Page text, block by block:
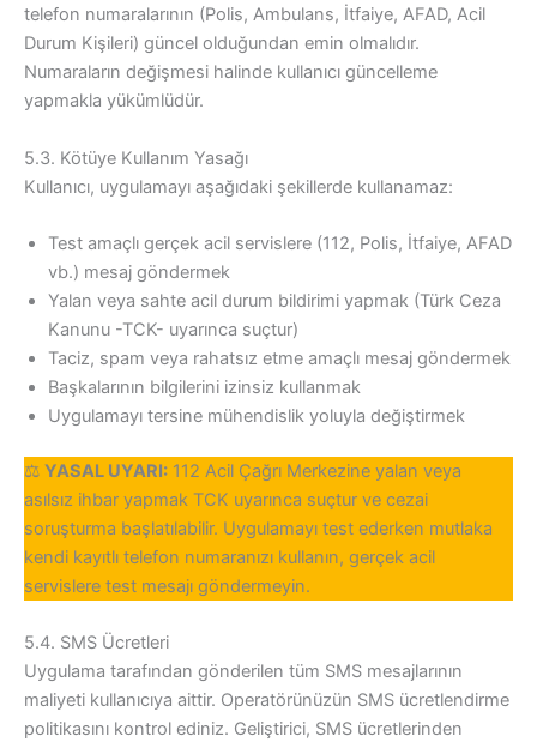
telefon numaralarının (Polis, Ambulans, İtfaiye, AFAD, Acil
Durum Kişileri) güncel olduğundan emin olmalıdır.
Numaraların değişmesi halinde kullanıcı güncelleme
yapmakla yükümlüdür.
5.3. Kötüye Kullanım Yasağı
Kullanıcı, uygulamayı aşağıdaki şekillerde kullanamaz:
Test amaçlı gerçek acil servislere (112, Polis, İtfaiye, AFAD
vb.) mesaj göndermek
Yalan veya sahte acil durum bildirimi yapmak (Türk Ceza
Kanunu -TCK- uyarınca suçtur)
Taciz, spam veya rahatsız etme amaçlı mesaj göndermek
Başkalarının bilgilerini izinsiz kullanmak
Uygulamayı tersine mühendislik yoluyla değiştirmek
⚖️ YASAL UYARI: 112 Acil Çağrı Merkezine yalan veya
asılsız ihbar yapmak TCK uyarınca suçtur ve cezai
soruşturma başlatılabilir. Uygulamayı test ederken mutlaka
kendi kayıtlı telefon numaranızı kullanın, gerçek acil
servislere test mesajı göndermeyin.
5.4. SMS Ücretleri
Uygulama tarafından gönderilen tüm SMS mesajlarının
maliyeti kullanıcıya aittir. Operatörünüzün SMS ücretlendirme
politikasını kontrol ediniz. Geliştirici, SMS ücretlerinden